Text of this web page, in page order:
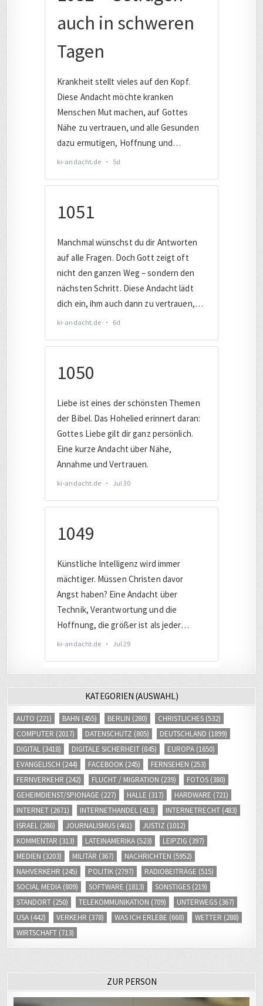
KATEGORIEN (AUSWAHL)
AUTO (221) BAHN (455) BERLIN (280) CHRISTLICHES (532)
COMPUTER (2017) DATENSCHUTZ (805) DEUTSCHLAND (1899)
DIGITAL (3418) DIGITALE SICHERHEIT (845) EUROPA (1650)
EVANGELISCH (244) FACEBOOK (245) FERNSEHEN (253)
FERNVERKEHR (242) FLUCHT / MIGRATION (239) FOTOS (380)
GEHEIMDIENST/SPIONAGE (227) HALLE (317) HARDWARE (721)
INTERNET (2671) INTERNETHANDEL (413) INTERNETRECHT (483)
ISRAEL (286) JOURNALISMUS (461) JUSTIZ (1012)
KOMMENTAR (313) LATEINAMERIKA (523) LEIPZIG (397)
MEDIEN (3203) MILITÄR (367) NACHRICHTEN (5952)
NAHVERKEHR (245) POLITIK (2797) RADIOBEITRÄGE (515)
SOCIAL MEDIA (809) SOFTWARE (1813) SONSTIGES (219)
STANDORT (250) TELEKOMMUNIKATION (709) UNTERWEGS (367)
USA (442) VERKEHR (378) WAS ICH ERLEBE (668) WETTER (288)
WIRTSCHAFT (713)
ZUR PERSON